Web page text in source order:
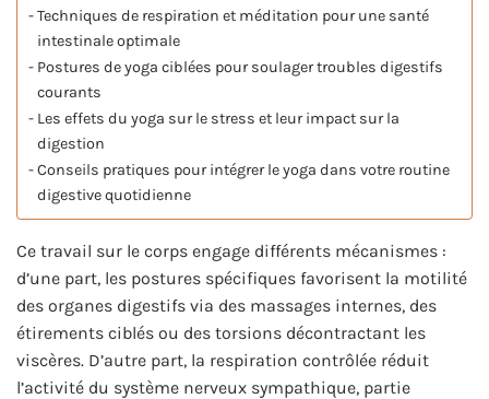
Techniques de respiration et méditation pour une santé
intestinale optimale
Postures de yoga ciblées pour soulager troubles digestifs
courants
Les effets du yoga sur le stress et leur impact sur la
digestion
Conseils pratiques pour intégrer le yoga dans votre routine
digestive quotidienne
Ce travail sur le corps engage différents mécanismes :
d’une part, les postures spécifiques favorisent la motilité
des organes digestifs via des massages internes, des
étirements ciblés ou des torsions décontractant les
viscères. D’autre part, la respiration contrôlée réduit
l’activité du système nerveux sympathique, partie